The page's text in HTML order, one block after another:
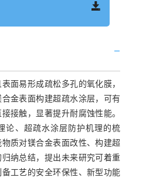
面易形成疏松多孔的氧化膜，
金表面构建超疏水涂层，可有
接触，显著提升耐腐蚀性能。
论、超疏水涂层防护机理的梳
质对镁合金表面改性、构建超
纳总结，提出未来研究可着重
工艺的安全环保性、新型功能